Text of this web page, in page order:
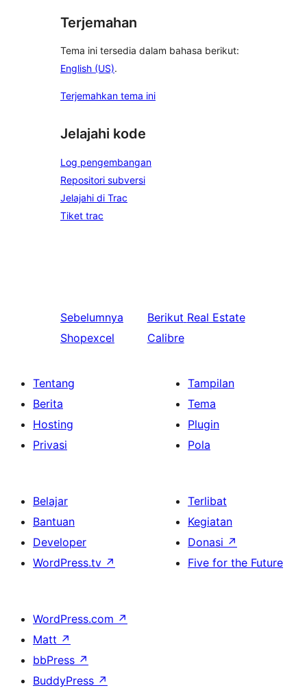
Terjemahan
Tema ini tersedia dalam bahasa berikut:
English (US).
Terjemahkan tema ini
Jelajahi kode
Log pengembangan
Repositori subversi
Jelajahi di Trac
Tiket trac
Sebelumnya
Shopexcel
Berikut Real Estate
Calibre
Tentang
Berita
Hosting
Privasi
Tampilan
Tema
Plugin
Pola
Belajar
Bantuan
Developer
WordPress.tv ↗
Terlibat
Kegiatan
Donasi ↗
Five for the Future
WordPress.com ↗
Matt ↗
bbPress ↗
BuddyPress ↗